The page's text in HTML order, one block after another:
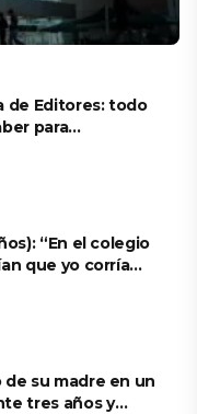
de Editores: todo
para
“En el colegio
que yo corría
su madre en un
tres años y